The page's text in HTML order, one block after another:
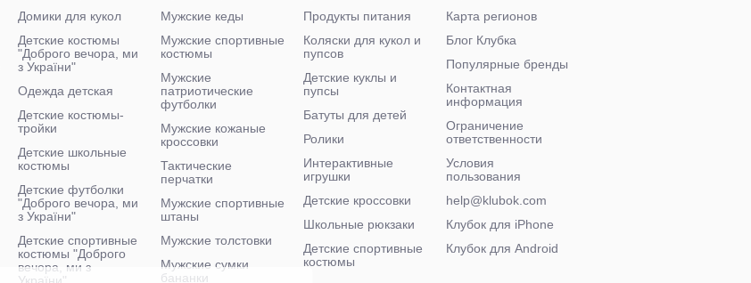
Домики для кукол
Детские костюмы
"Доброго вечора, ми
з України"
Одежда детская
Детские костюмы-
тройки
Детские школьные
костюмы
Детские футболки
"Доброго вечора, ми
з України"
Детские спортивные
костюмы "Доброго
вечора, ми з
Мужские кеды
Мужские спортивные
костюмы
Мужские
патриотические
футболки
Мужские кожаные
кроссовки
Тактические
перчатки
Мужские спортивные
штаны
Мужские толстовки
Мужские сумки
бананки
Продукты питания
Коляски для кукол и
пупсов
Детские куклы и
пупсы
Батуты для детей
Ролики
Интерактивные
игрушки
Детские кроссовки
Школьные рюкзаки
Детские спортивные
костюмы
Карта регионов
Блог Клубка
Популярные бренды
Контактная
информация
Ограничение
ответственности
Условия
пользования
help@klubok.com
Клубок для iPhone
Клубок для Android